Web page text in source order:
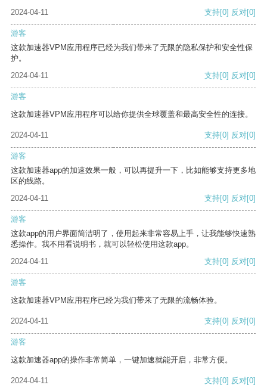
2024-04-11 支持[0] 反对[0]
游客
这款加速器VPM应用程序已经为我们带来了无限的隐私保护和安全性保
护。
2024-04-11
支持[0] 反对[0]
游客
这款加速器VPM应用程序可以给你提供全球覆盖和最高安全性的连接。
2024-04-11 支持[0] 反对[0]
游客
这款加速器app的加速效果一般，可以再提升一下，比如能够支持更多地
区的线路。
2024-04-11
支持[0] 反对[0]
游客
这款app的用户界面简洁明了，使用起来非常容易上手，让我能够快速熟
悉操作。我不用看说明书，就可以轻松使用这款app。
2024-04-11
支持[0] 反对[0]
游客
这款加速器VPM应用程序已经为我们带来了无限的流畅体验。
2024-04-11 支持[0] 反对[0]
游客
这款加速器app的操作非常简单，一键加速就能开启，非常方便。
2024-04-11 支持[0] 反对[0]